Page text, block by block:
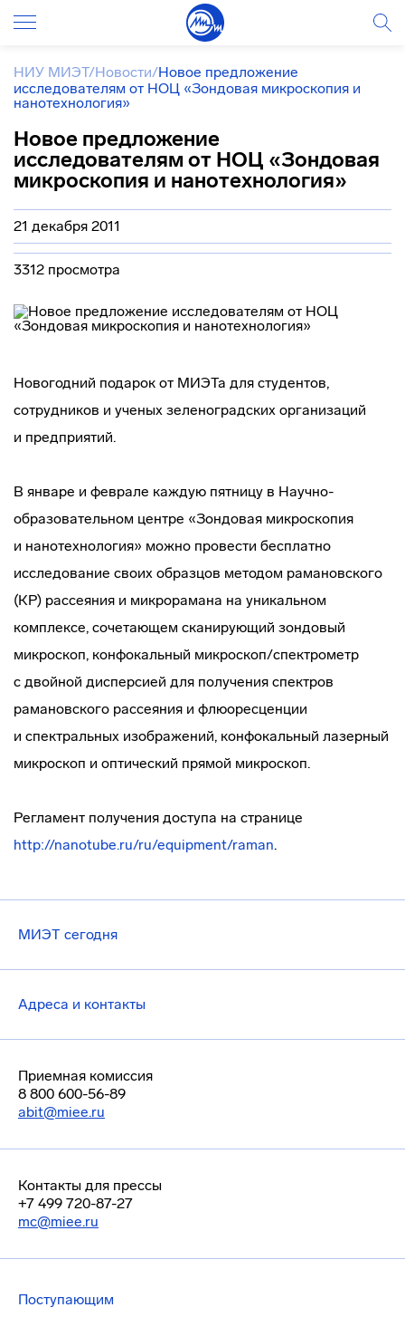
НИУ МИЭТ/Новости/Новое предложение
исследователям от НОЦ «Зондовая микроскопия и
нанотехнология»
Новое предложение
исследователям от НОЦ «Зондовая
микроскопия и нанотехнология»
21 декабря 2011
3312 просмотра
Новогодний подарок от МИЭТа для студентов,
сотрудников и ученых зеленоградских организаций
и предприятий.
В январе и феврале каждую пятницу в Научно-
образовательном центре «Зондовая микроскопия
и нанотехнология» можно провести бесплатно
исследование своих образцов методом рамановского
(КР) рассеяния и микрорамана на уникальном
комплексе, сочетающем сканирующий зондовый
микроскоп, конфокальный микроскоп/спектрометр
с двойной дисперсией для получения спектров
рамановского рассеяния и флюоресценции
и спектральных изображений, конфокальный лазерный
микроскоп и оптический прямой микроскоп.
Регламент получения доступа на странице
http://nanotube.ru/ru/equipment/raman.
МИЭТ сегодня
Адреса и контакты
Приемная комиссия
8 800 600-56-89
abit@miee.ru
Контакты для прессы
+7 499 720-87-27
mc@miee.ru
Поступающим